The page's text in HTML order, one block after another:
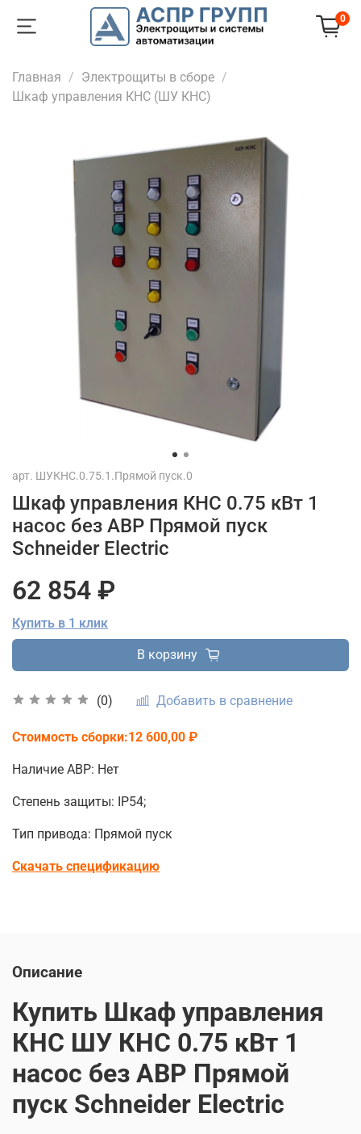
0
Главная
Электрощиты в сборе
Шкаф управления КНС (ШУ КНС)
арт. ШУКНС.0.75.1.Прямой пуск.0
Шкаф управления КНС 0.75 кВт 1
насос без АВР Прямой пуск
Schneider Electric
(0) Добавить в сравнение
62 854 ₽
Купить в 1 клик
В корзину
Стоимость сборки:12 600,00 ₽
Наличие АВР: Нет
Степень защиты: IP54;
Тип привода: Прямой пуск
Скачать спецификацию
Описание
Купить Шкаф управления
КНС ШУ КНС 0.75 кВт 1
насос без АВР Прямой
пуск Schneider Electric